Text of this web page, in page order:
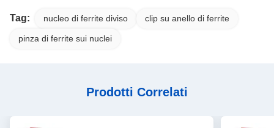
Tag: nucleo di ferrite diviso clip su anello di ferrite
pinza di ferrite sui nuclei
Prodotti Correlati